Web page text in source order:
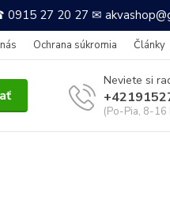
27 20 27 ✉
Ochrana súkromia Články
Neviete si
(Po-Pia, 8-16